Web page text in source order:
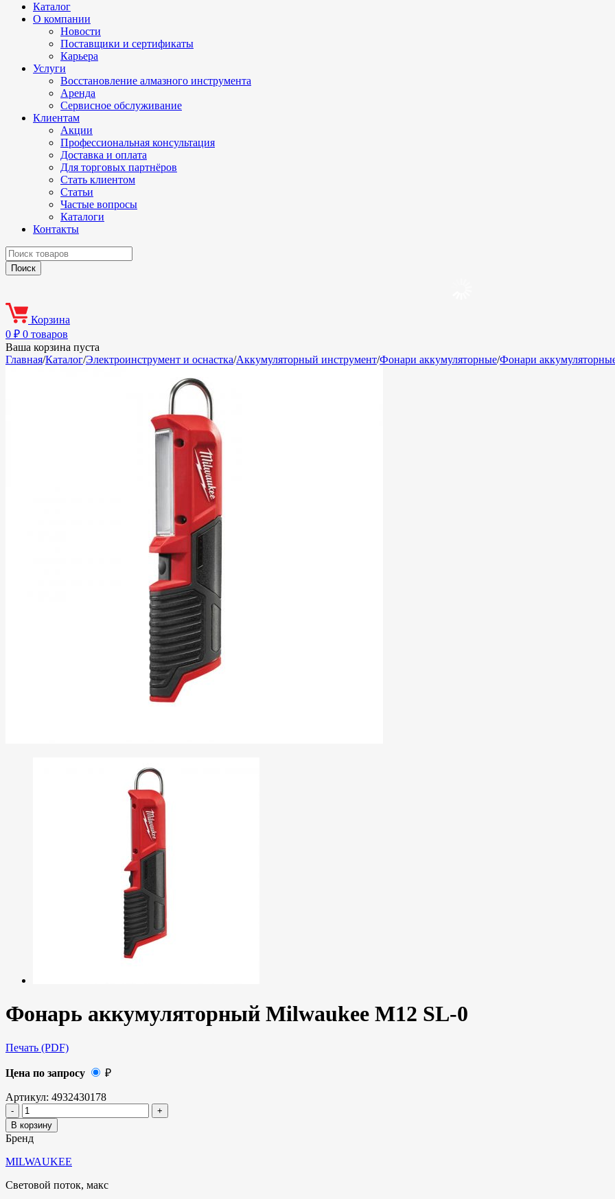
Каталог
О компании
Новости
Поставщики и сертификаты
Карьера
Услуги
Восстановление алмазного инструмента
Аренда
Сервисное обслуживание
Клиентам
Акции
Профессиональная консультация
Доставка и оплата
Для торговых партнёров
Стать клиентом
Статьи
Частые вопросы
Каталоги
Контакты
Корзина
0 ₽ 0 товаров
Ваша корзина пуста
Главная/Каталог/Электроинструмент и оснастка/Аккумуляторный инструмент/Фонари аккумуляторные/Фонари
Фонарь аккумуляторный Milwaukee M12 SL-0
Печать (PDF)
Цена по запросу ₽
Артикул: 4932430178
В корзину
Бренд
MILWAUKEE
Световой поток, макс